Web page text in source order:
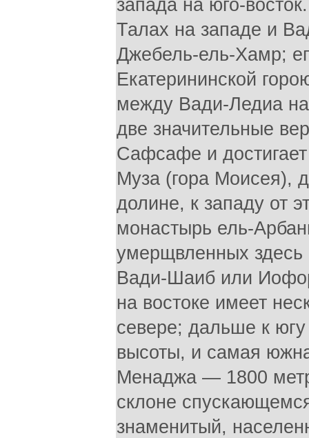
запада на юго-
Талах на западе и
Джебель-ель-Хамр;
Екатерининской
между Вади-Ледиа
две значительные
Сафсафе и
Муза (гора Моисея),
долине, к западу от
монастырь ель-
умерщвленных
Вади-Шаиб или
на востоке имеет
севере; дальше к
высоты, и самая
Менаджа — 1800
склоне
знаменитый,